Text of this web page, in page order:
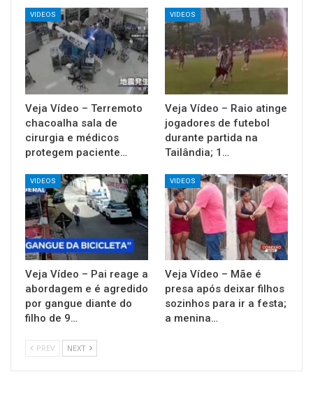
VIDEOS
Veja Vídeo – Terremoto
chacoalha sala de
cirurgia e médicos
protegem paciente…
VIDEOS
Veja Vídeo – Raio atinge
jogadores de futebol
durante partida na
Tailândia; 1…
VIDEOS
Veja Vídeo – Pai reage a
abordagem e é agredido
por gangue diante do
filho de 9…
VIDEOS
Veja Vídeo – Mãe é
presa após deixar filhos
sozinhos para ir a festa;
a menina…
PREV NEXT